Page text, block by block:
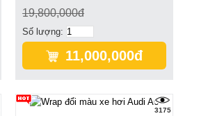
19,800,000đ
Số lượng:
11,000,000đ
3175